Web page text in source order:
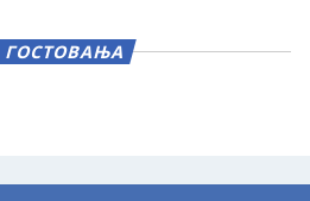
ГОСТОВАЊА